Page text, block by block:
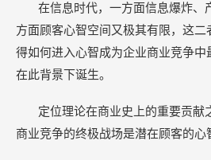
在信息时代，一方面信息爆炸、
方面顾客心智空间又极其有限，这
得如何进入心智成为企业商业竞争中
在此背景下诞生。
定位理论在商业史上的重要贡献
商业竞争的终极战场是潜在顾客的心